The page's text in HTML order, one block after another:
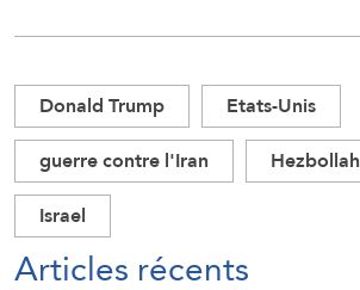
Donald Trump
Etats-Unis
guerre contre l'Iran
Hezbollah
Israel
Articles récents